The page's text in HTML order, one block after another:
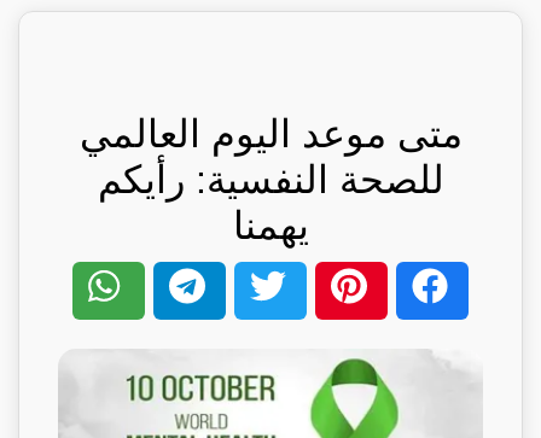
متى موعد اليوم العالمي
للصحة النفسية: رأيكم
يهمنا